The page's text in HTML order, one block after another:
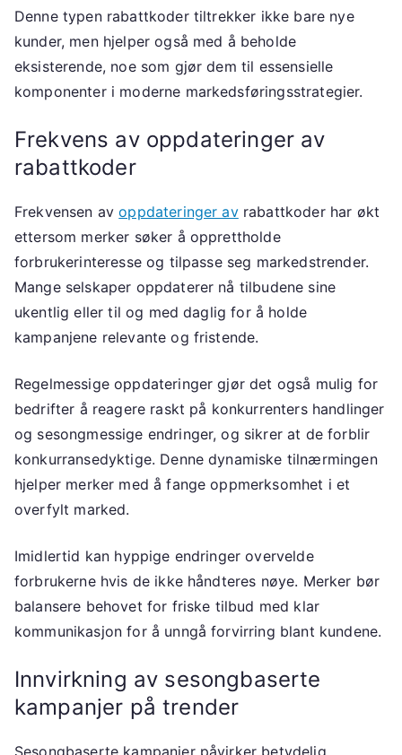
Denne typen rabattkoder tiltrekker ikke bare nye
kunder, men hjelper også med å beholde
eksisterende, noe som gjør dem til essensielle
komponenter i moderne markedsføringsstrategier.
Frekvens av oppdateringer av
rabattkoder
Frekvensen avoppdateringer avrabattkoder har økt
ettersom merker søker å opprettholde
forbrukerinteresse og tilpasse seg markedstrender.
Mange selskaper oppdaterer nå tilbudene sine
ukentlig eller til og med daglig for å holde
kampanjene relevante og fristende.
Regelmessige oppdateringer gjør det også mulig for
bedrifter å reagere raskt på konkurrenters handlinger
og sesongmessige endringer, og sikrer at de forblir
konkurransedyktige. Denne dynamiske tilnærmingen
hjelper merker med å fange oppmerksomhet i et
overfylt marked.
Imidlertid kan hyppige endringer overvelde
forbrukerne hvis de ikke håndteres nøye. Merker bør
balansere behovet for friske tilbud med klar
kommunikasjon for å unngå forvirring blant kundene.
Innvirkning av sesongbaserte
kampanjer på trender